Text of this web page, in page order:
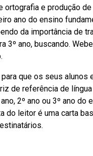
ortografia e produção
ano do ensino
da importância de
3º ano, buscando.
que os seus
de referência de
2º ano ou 3º ano
do leitor é uma carta